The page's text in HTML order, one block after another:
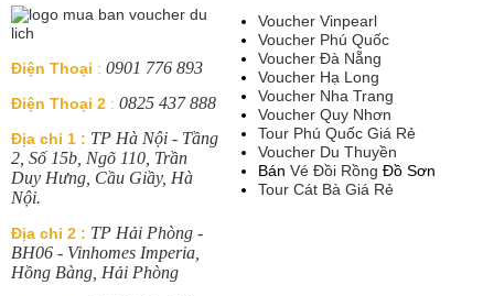
Điện Thoại : 0901 776 893
Điện Thoại 2 : 0825 437 888
Địa chỉ 1 : TP Hà Nội - Tầng
2, Số 15b, Ngõ 110, Trần
Duy Hưng, Cầu Giầy, Hà
Nội.
Địa chỉ 2 : TP Hải Phòng -
BH06 - Vinhomes Imperia,
Hồng Bàng, Hải Phòng
Voucher Vinpearl
Voucher Phú Quốc
Voucher Đà Nẵng
Voucher Hạ Long
Voucher Nha Trang
Voucher Quy Nhơn
Tour Phú Quốc Giá Rẻ
Voucher Du Thuyền
Bán Vé Đồi Rồng Đồ Sơn
Tour Cát Bà Giá Rẻ